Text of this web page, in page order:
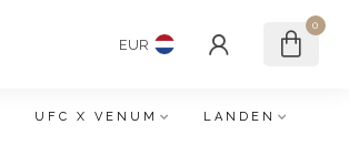
EUR
0
UFC X VENUM LANDEN